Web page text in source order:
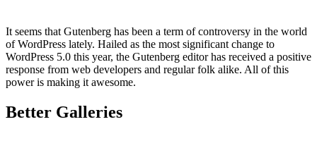
It seems that Gutenberg has been a term of controversy in the world
of WordPress lately. Hailed as the most significant change to
WordPress 5.0 this year, the Gutenberg editor has received a positive
response from web developers and regular folk alike. All of this
power is making it awesome.
Better Galleries